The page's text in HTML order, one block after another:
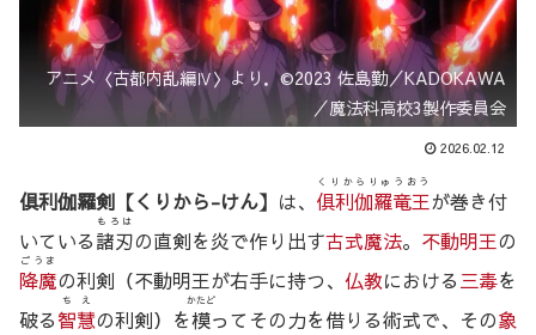
アニメ〈古都内乱編Ⅳ〉より．©2023 佐島勤／KADOKAWA
／魔法科高校3製作委員会
2026.02.12
俱利伽羅剣【くりから-けん】 は、 俱利伽羅竜王
くりからりゅうおう
が巻き付
いている諸刃
もろは
の直剣を炎で作り出す古式魔法。 不動明王の
降魔
ごうま
の利剣（不動明王が右手に持つ、 仏教における三毒を
破る智慧
ちえ
の利剣）を模
かたど
ってその力を借りる術式で、その象